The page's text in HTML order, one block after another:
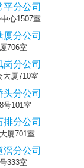
分公司
心1507室
分公司
706室
分公司
大厦710室
分公司
号101室
分公司
厦701室
分公司
333室